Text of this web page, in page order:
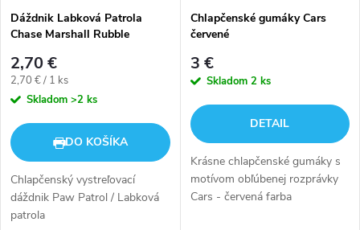
Dáždnik Labková Patrola
Chase Marshall Rubble
2,70 €
Jednotková
cena:
2,70 € / 1 ks
Skladom >2 ks
DO KOŠÍKA
Chlapčenský vystreľovací
dáždnik Paw Patrol / Labková
patrola
Chlapčenské gumáky Cars
červené
3 €
Skladom 2 ks
DETAIL
Krásne chlapčenské gumáky s
motívom obľúbenej rozprávky
Cars - červená farba